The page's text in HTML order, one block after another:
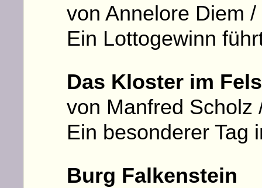
von Annelore Diem
Ein Lottogewinn
Das Kloster im Fels
von Manfred
Ein besonderer
Burg Falkenstein